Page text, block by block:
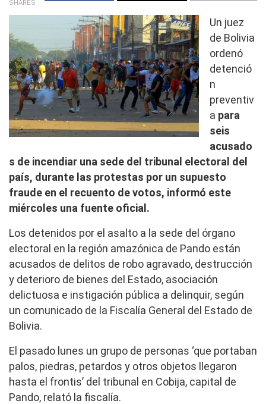
SHARES
Un juez
de Bolivia
ordenó
detenció
n
preventiv
a para
seis
acusado
s de incendiar una sede del tribunal electoral del
país, durante las protestas por un supuesto
fraude en el recuento de votos, informó este
miércoles una fuente oficial.
Los detenidos por el asalto a la sede del órgano
electoral en la región amazónica de Pando están
acusados de delitos de robo agravado, destrucción
y deterioro de bienes del Estado, asociación
delictuosa e instigación pública a delinquir, según
un comunicado de la Fiscalía General del Estado de
Bolivia.
El pasado lunes un grupo de personas ‘que portaban
palos, piedras, petardos y otros objetos llegaron
hasta el frontis’ del tribunal en Cobija, capital de
Pando, relató la fiscalía.